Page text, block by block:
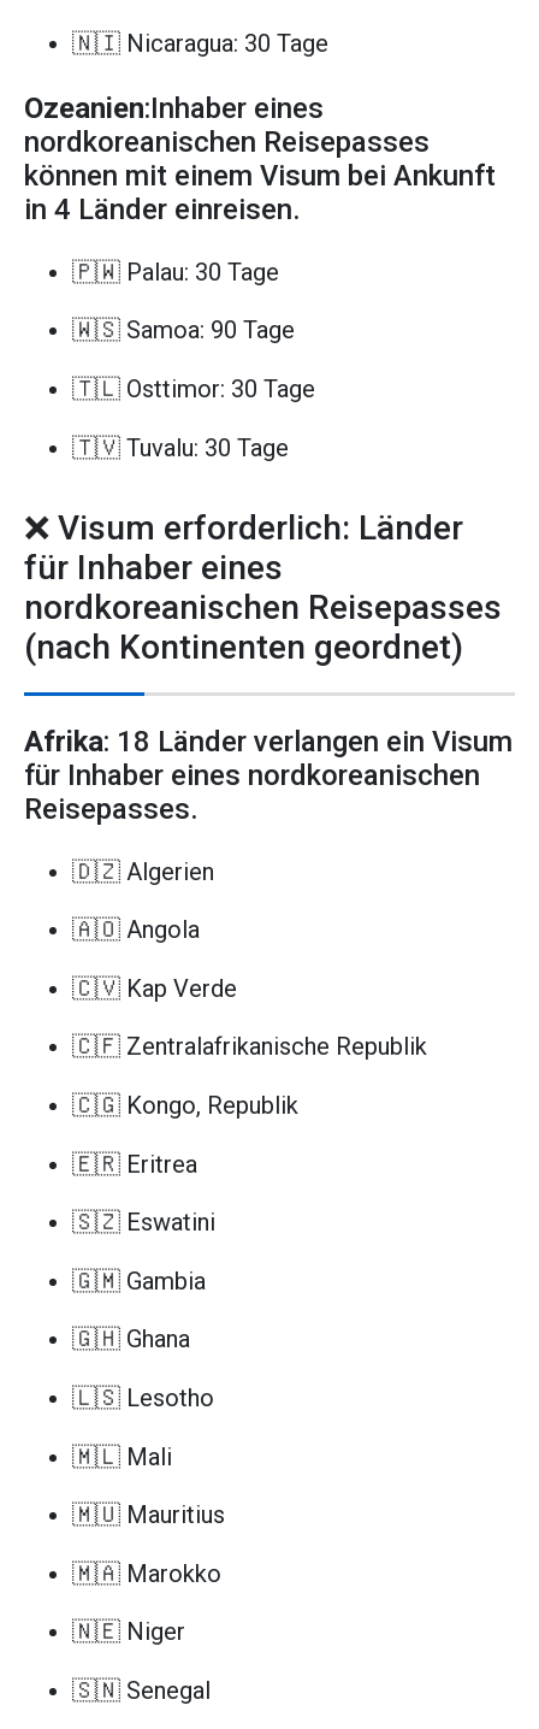
🇳🇮 Nicaragua: 30 Tage
Ozeanien:Inhaber eines
nordkoreanischen Reisepasses
können mit einem Visum bei Ankunft
in 4 Länder einreisen.
🇵🇼 Palau: 30 Tage
🇼🇸 Samoa: 90 Tage
🇹🇱 Osttimor: 30 Tage
🇹🇻 Tuvalu: 30 Tage
❌ Visum erforderlich: Länder
für Inhaber eines
nordkoreanischen Reisepasses
(nach Kontinenten geordnet)
Afrika: 18 Länder verlangen ein Visum
für Inhaber eines nordkoreanischen
Reisepasses.
🇩🇿 Algerien
🇦🇴 Angola
🇨🇻 Kap Verde
🇨🇫 Zentralafrikanische Republik
🇨🇬 Kongo, Republik
🇪🇷 Eritrea
🇸🇿 Eswatini
🇬🇲 Gambia
🇬🇭 Ghana
🇱🇸 Lesotho
🇲🇱 Mali
🇲🇺 Mauritius
🇲🇦 Marokko
🇳🇪 Niger
🇸🇳 Senegal